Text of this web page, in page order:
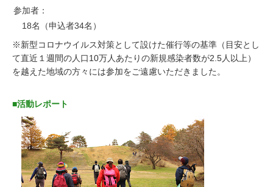
参加者：
18名（申込者34名）
※新型コロナウイルス対策として設けた催行等の基準（目安とし
て直近１週間の人口10万人あたりの新規感染者数が2.5人以上）
を越えた地域の方々には参加をご遠慮いただきました。
■活動レポート